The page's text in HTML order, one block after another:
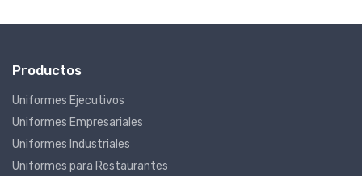
Productos
Uniformes Ejecutivos
Uniformes Empresariales
Uniformes Industriales
Uniformes para Restaurantes